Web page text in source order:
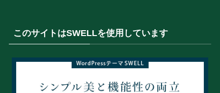
このサイトはSWELLを使用しています